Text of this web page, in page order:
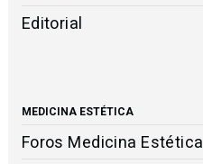
Editorial
MEDICINA ESTÉTICA
Foros Medicina Estética